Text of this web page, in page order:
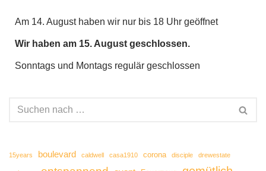
Am 14. August haben wir nur bis 18 Uhr geöffnet
Wir haben am 15. August geschlossen.
Sonntags und Montags regulär geschlossen
15years boulevard caldwell casa1910 corona disciple drewestate